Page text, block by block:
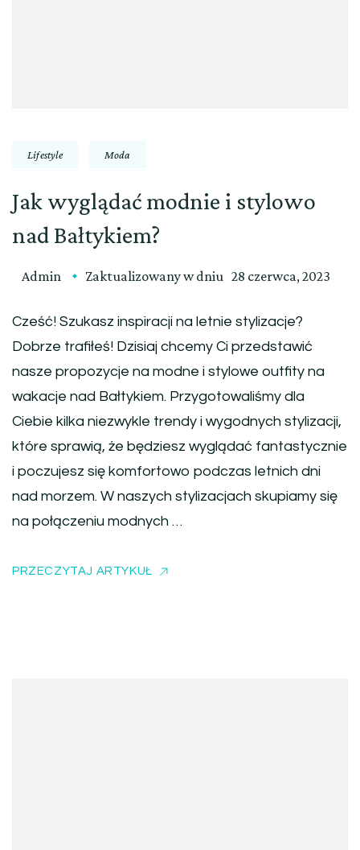
Lifestyle Moda
Jak wyglądać modnie i stylowo
nad Bałtykiem?
Admin Zaktualizowany w dniu 28 czerwca, 2023
Cześć! Szukasz inspiracji na letnie stylizacje?
Dobrze trafiłeś! Dzisiaj chcemy Ci przedstawić
nasze propozycje na modne i stylowe outfity na
wakacje nad Bałtykiem. Przygotowaliśmy dla
Ciebie kilka niezwykle trendy i wygodnych stylizacji,
które sprawią, że będziesz wyglądać fantastycznie
i poczujesz się komfortowo podczas letnich dni
nad morzem. W naszych stylizacjach skupiamy się
na połączeniu modnych …
PRZECZYTAJ ARTYKUŁ